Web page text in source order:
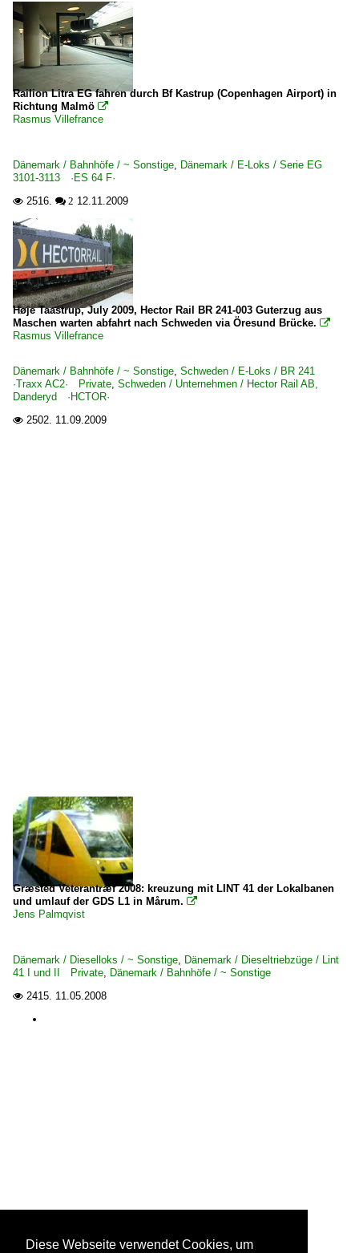
Dänemark
Dieselloks
~ Sonstige
Dieseltriebzüge
Schweden
E-Loks
BR 241 ·Traxx AC2· Private
Hector Rail AB, Danderyd ·HCTOR·
Alle Jahre
2000
2008
2009
Railion Litra EG fahren durch Bf Kastrup (Copenhagen Airport) in
Richtung Malmö 
Rasmus Villefrance
Dänemark / Bahnhöfe / ~ Sonstige, Dänemark / E-Loks / Serie EG
3101-3113 ·ES 64 F·
 2516.  2 12.11.2009
Høje Taastrup, July 2009, Hector Rail BR 241-003 Guterzug aus
Maschen warten abfahrt nach Schweden via Öresund Brücke. 
Rasmus Villefrance
Dänemark / Bahnhöfe / ~ Sonstige, Schweden / E-Loks / BR 241
·Traxx AC2· Private, Schweden / Unternehmen / Hector Rail AB,
Danderyd ·HCTOR·
 2502. 11.09.2009
Græsted Veterantræf 2008: kreuzung mit LINT 41 der Lokalbanen
und umlauf der GDS L1 in Mårum. 
Jens Palmqvist
Dänemark / Dieselloks / ~ Sonstige, Dänemark / Dieseltriebzüge / Lint
41 I und II Private, Dänemark / Bahnhöfe / ~ Sonstige
 2415. 11.05.2008
Diese Webseite verwendet Cookies, um